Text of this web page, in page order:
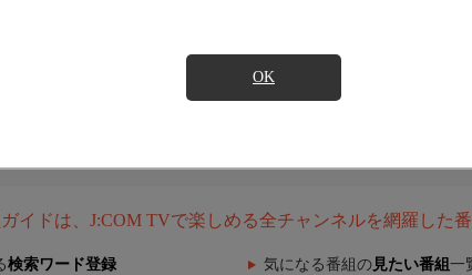
OK
イドは、J:COM TVで楽しめる全チャンネルを網羅した番
検索ワード登録 気になる番組の 見たい番組 一